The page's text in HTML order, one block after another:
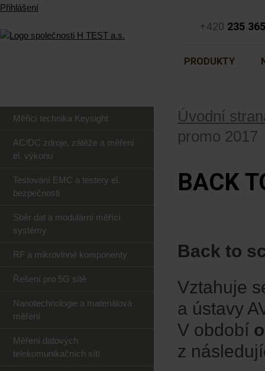
+420 235
PRODUKTY
Přihlášení
Úvodní
promo 2017
BACK
Back to
Vztahuje
a ústavy
V období
z
Měřicí technika Keysight
AC/DC zdroje, zátěže a měření
el. výkonu
Testování EMC a testery el.
bezpečnosti
Sběr dat a modulární měřící
systémy
RF a mikrovlnné komponenty
Řešení pro 5G sítě
Nanotechnologie a materiálová
měření
Měření datových
telekomunikačních sítí